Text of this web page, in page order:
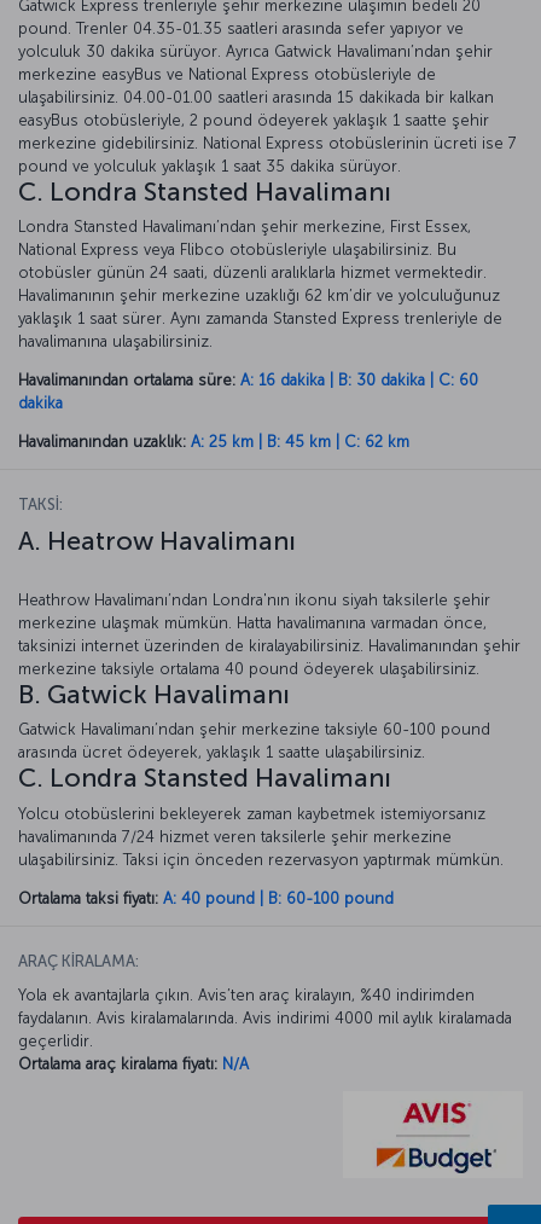
Gatwick Express trenleriyle şehir merkezine ulaşımın bedeli 20
pound. Trenler 04.35-01.35 saatleri arasında sefer yapıyor ve
yolculuk 30 dakika sürüyor. Ayrıca Gatwick Havalimanı’ndan şehir
merkezine easyBus ve National Express otobüsleriyle de
ulaşabilirsiniz. 04.00-01.00 saatleri arasında 15 dakikada bir kalkan
easyBus otobüsleriyle, 2 pound ödeyerek yaklaşık 1 saatte şehir
merkezine gidebilirsiniz. National Express otobüslerinin ücreti ise 7
pound ve yolculuk yaklaşık 1 saat 35 dakika sürüyor.
C. Londra Stansted Havalimanı
Londra Stansted Havalimanı’ndan şehir merkezine, First Essex,
National Express veya Flibco otobüsleriyle ulaşabilirsiniz. Bu
otobüsler günün 24 saati, düzenli aralıklarla hizmet vermektedir.
Havalimanının şehir merkezine uzaklığı 62 km’dir ve yolculuğunuz
yaklaşık 1 saat sürer. Aynı zamanda Stansted Express trenleriyle de
havalimanına ulaşabilirsiniz.
Havalimanından ortalama süre: A: 16 dakika | B: 30 dakika | C: 60
dakika
Havalimanından uzaklık: A: 25 km | B: 45 km | C: 62 km
TAKSİ:
A. Heatrow Havalimanı
Heathrow Havalimanı’ndan Londra'nın ikonu siyah taksilerle şehir
merkezine ulaşmak mümkün. Hatta havalimanına varmadan önce,
taksinizi internet üzerinden de kiralayabilirsiniz. Havalimanından şehir
merkezine taksiyle ortalama 40 pound ödeyerek ulaşabilirsiniz.
B. Gatwick Havalimanı
Gatwick Havalimanı’ndan şehir merkezine taksiyle 60-100 pound
arasında ücret ödeyerek, yaklaşık 1 saatte ulaşabilirsiniz.
C. Londra Stansted Havalimanı
Yolcu otobüslerini bekleyerek zaman kaybetmek istemiyorsanız
havalimanında 7/24 hizmet veren taksilerle şehir merkezine
ulaşabilirsiniz. Taksi için önceden rezervasyon yaptırmak mümkün.
Ortalama taksi fiyatı: A: 40 pound | B: 60-100 pound
ARAÇ KİRALAMA:
Yola ek avantajlarla çıkın. Avis’ten araç kiralayın, %40 indirimden
faydalanın. Avis kiralamalarında. Avis indirimi 4000 mil aylık kiralamada
geçerlidir.
Ortalama araç kiralama fiyatı: N/A